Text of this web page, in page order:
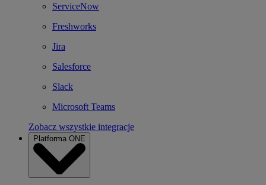
ServiceNow
Freshworks
Jira
Salesforce
Slack
Microsoft Teams
Zobacz wszystkie integracje
Platforma ONE